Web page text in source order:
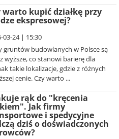
warto kupić działkę przy
ekspresowej?
03-24 | 15:30
gruntów budowlanych w Polsce są
wyższe, co stanowi barierę dla
takie lokalizacje, gdzie z różnych
cenie. Czy warto ...
rąk do "kręcenia
Jak firmy
i spedycyjne
dziś o doświadczonych